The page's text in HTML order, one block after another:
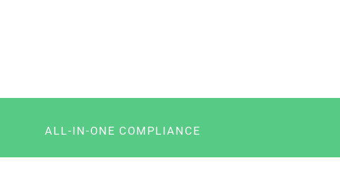
ALL-IN-ONE COMPLIANCE